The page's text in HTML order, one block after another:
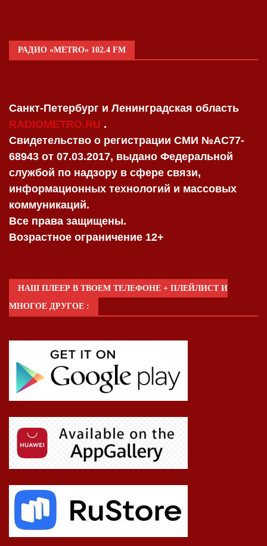
РАДИО «METRO» 102.4 FM
Санкт-Петербург и Ленинградская область
RADIOMETRO.RU .
Свидетельство о регистрации СМИ №AC77-
68943 от 07.03.2017, выдано Федеральной
службой по надзору в сфере связи,
информационных технологий и массовых
коммуникаций.
Все права защищены.
Возрастное ограничение 12+
НАШ ПЛЕЕР В ТВОЕМ ТЕЛЕФОНЕ + ПЛЕЙЛИСТ И
МНОГОЕ ДРУГОЕ :